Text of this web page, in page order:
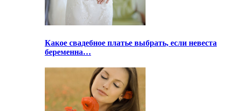
Какое свадебное платье выбрать, если невеста
беременна…